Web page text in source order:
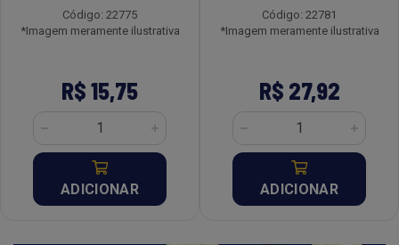
Código: 22775
*Imagem meramente ilustrativa
R$ 15,75
ADICIONAR
Código: 22781
*Imagem meramente ilustrativa
R$ 27,92
ADICIONAR